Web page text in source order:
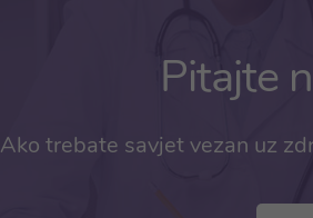
Pitajte
Ako trebate savjet vezan uz